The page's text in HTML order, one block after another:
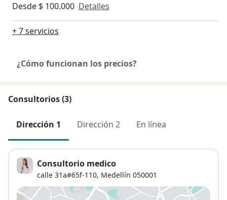
Desde $ 100.000 Detalles
+ 7 servicios
¿Cómo funcionan los precios?
Consultorios (3)
Dirección 1 Dirección 2 En línea
Consultorio medico
calle 31a#65f-110, Medellín 050001